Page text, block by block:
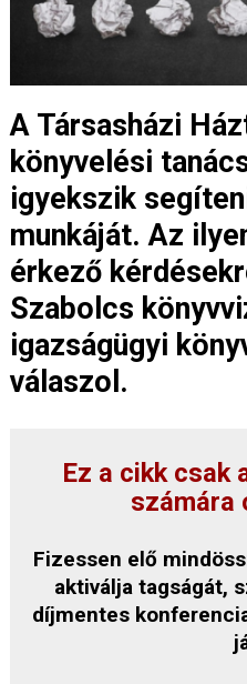
A Társasházi
könyvelési
igyekszik
munkáját. Az
érkező
Szabolcs
igazságügyi
válaszol.
Ez a cikk csak
számára
Fizessen elő
aktiválja tagságát,
díjmentes